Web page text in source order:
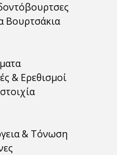
Βουρτσάκια
& Ερεθισμοί
& Τόνωση